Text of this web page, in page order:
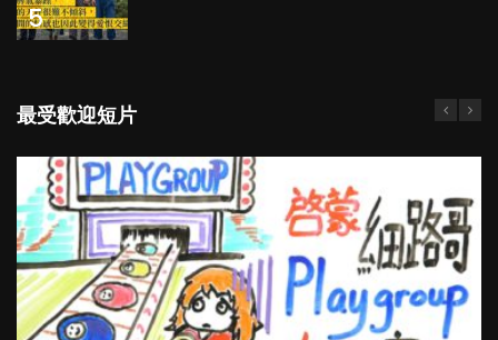
5
最受歡迎短片